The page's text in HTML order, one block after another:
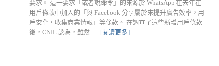
要求。 這一要求「或者說命令」的來源於 WhatsApp 在去年在
用戶條款中加入的「與 Facebook 分享屬於來提升廣告效率，用
戶安全，收集商業情報」等條款。 在調查了這些新增用戶條款
後，CNIL 認為，雖然...... [閱讀更多]